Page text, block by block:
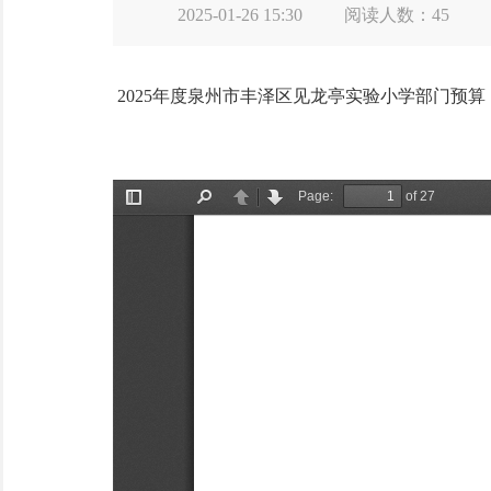
2025-01-26 15:30 阅读人数： 45
2025年度泉州市丰泽区见龙亭实验小学部门预算